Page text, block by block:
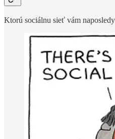
Ktorú sociálnu sieť vám